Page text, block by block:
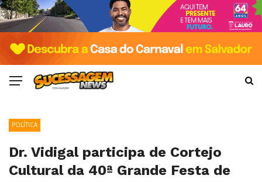
POLÍTICA
Dr. Vidigal participa de Cortejo
Cultural da 40ª Grande Festa de